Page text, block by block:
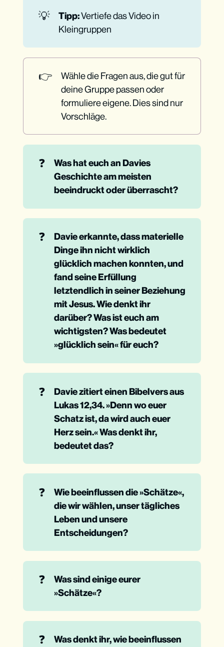
💡 Tipp: Vertiefe das Video in
Kleingruppen
👉
Wähle die Fragen aus, die gut für
deine Gruppe passen oder
formuliere eigene. Dies sind nur
Vorschläge.
❓
Was hat euch an Davies
Geschichte am meisten
beeindruckt oder überrascht?
❓
Davie erkannte, dass materielle
Dinge ihn nicht wirklich
glücklich machen konnten, und
fand seine Erfüllung
letztendlich in seiner Beziehung
mit Jesus. Wie denkt ihr
darüber? Was ist euch am
wichtigsten? Was bedeutet
»glücklich sein« für euch?
❓
Davie zitiert einen Bibelvers aus
Lukas 12,34. »Denn wo euer
Schatz ist, da wird auch euer
Herz sein.« Was denkt ihr,
bedeutet das?
❓
Wie beeinflussen die »Schätze«,
die wir wählen, unser tägliches
Leben und unsere
Entscheidungen?
❓
Was sind einige eurer
»Schätze«?
❓
Was denkt ihr, wie beeinflussen